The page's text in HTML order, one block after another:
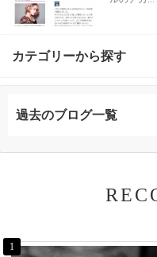
カテゴリーから探す
過去のブログ一覧
1